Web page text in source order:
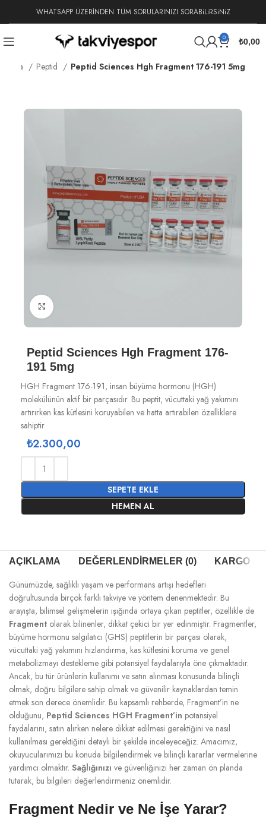
WHATSAPP ÜZERİNDEN TÜM SORULARINIZI SORABiLiRSiNiZ
0 ₺0,00
Sayfa Peptid Peptid Sciences Hgh Fragment 176-191 5mg
Peptid Sciences Hgh Fragment 176-
191 5mg
HGH Fragment 176-191, insan büyüme hormonu (HGH)
molekülünün aktif bir parçasıdır. Bu peptit, vücuttaki yağ yakımını
artırırken kas kütlesini koruyabilen ve hatta artırabilen özelliklere
sahiptir
₺2.300,00
SEPETE EKLE
HEMEN AL
AÇIKLAMA DEĞERLENDIRMELER (0) KARGO &
Günümüzde, sağlıklı yaşam ve performans artışı hedefleri
doğrultusunda birçok farklı takviye ve yöntem denenmektedir. Bu
arayışta, bilimsel gelişmelerin ışığında ortaya çıkan peptitler, özellikle de
Fragment olarak bilinenler, dikkat çekici bir yer edinmiştir. Fragmentler,
büyüme hormonu salgılatıcı (GHS) peptitlerin bir parçası olarak,
vücuttaki yağ yakımını hızlandırma, kas kütlesini koruma ve genel
metabolizmayı destekleme gibi potansiyel faydalarıyla öne çıkmaktadır.
Ancak, bu tür ürünlerin kullanımı ve satın alınması konusunda bilinçli
olmak, doğru bilgilere sahip olmak ve güvenilir kaynaklardan temin
etmek son derece önemlidir. Bu kapsamlı rehberde, Fragment’in ne
olduğunu, Peptid Sciences HGH Fragment’in potansiyel
faydalarını, satın alırken nelere dikkat edilmesi gerektiğini ve nasıl
kullanılması gerektiğini detaylı bir şekilde inceleyeceğiz. Amacımız,
okuyucularımızı bu konuda bilgilendirmek ve bilinçli kararlar vermelerine
yardımcı olmaktır. Sağlığınızı ve güvenliğinizi her zaman ön planda
tutarak, bu bilgileri değerlendirmeniz önemlidir.
Fragment Nedir ve Ne İşe Yarar?